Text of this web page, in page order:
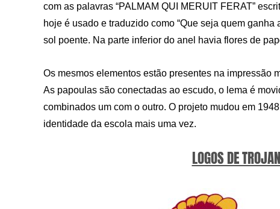
com as palavras “PALMAM QUI MERUIT FERAT”
hoje é usado e traduzido como “Que seja quem
sol poente. Na parte inferior do anel havia flores de
Os mesmos elementos estão presentes na impressão
As papoulas são conectadas ao escudo, o lema é
combinados um com o outro. O projeto mudou em
identidade da escola mais uma vez.
LOGOS DE